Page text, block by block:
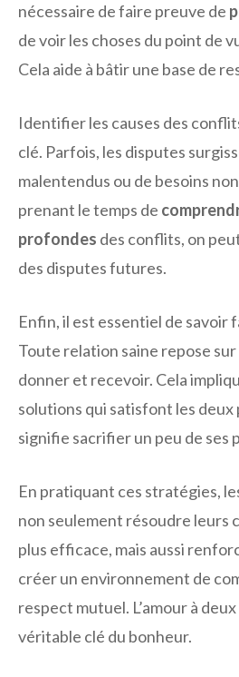
nécessaire de faire preuve de
de voir les choses du point de
Cela aide à bâtir une base de
Identifier les causes des
clé. Parfois, les disputes
malentendus ou de besoins
prenant le temps de
profondes des conflits, on
des disputes futures.
Enfin, il est essentiel de savoir
Toute relation saine repose
donner et recevoir. Cela
solutions qui satisfont les deux
signifie sacrifier un peu de ses
En pratiquant ces stratégies,
non seulement résoudre leurs
plus efficace, mais aussi
créer un environnement de
respect mutuel. L’amour à
véritable clé du bonheur.